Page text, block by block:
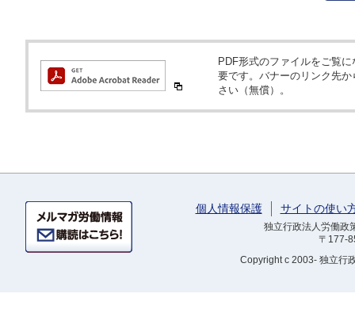
PDF形式のファイルをご覧
要です。バナーのリンク先
さい（無償）。
個人情報保護 サイトの使い
独立行政法人労働
〒177-
Copyright c 2003- 独立行